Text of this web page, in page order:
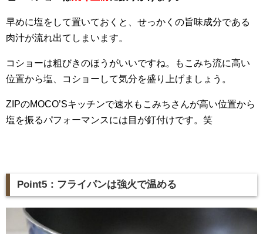
早めに塩をして置いておくと、せっかくの旨味成分である
肉汁が流れ出てしまいます。
コショーは粗びきのほうがいいですね。もこみち流に高い
位置から塩、コショーして気分を盛り上げましょう。
ZIPのMOCO’Sキッチンで速水もこみちさんが高い位置から
塩を振るパフォーマンスには目が釘付けです。笑
Point5：フライパンは強火で温める